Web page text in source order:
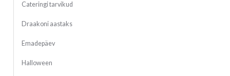
Cateringi tarvikud
Draakoni aastaks
Emadepäev
Halloween